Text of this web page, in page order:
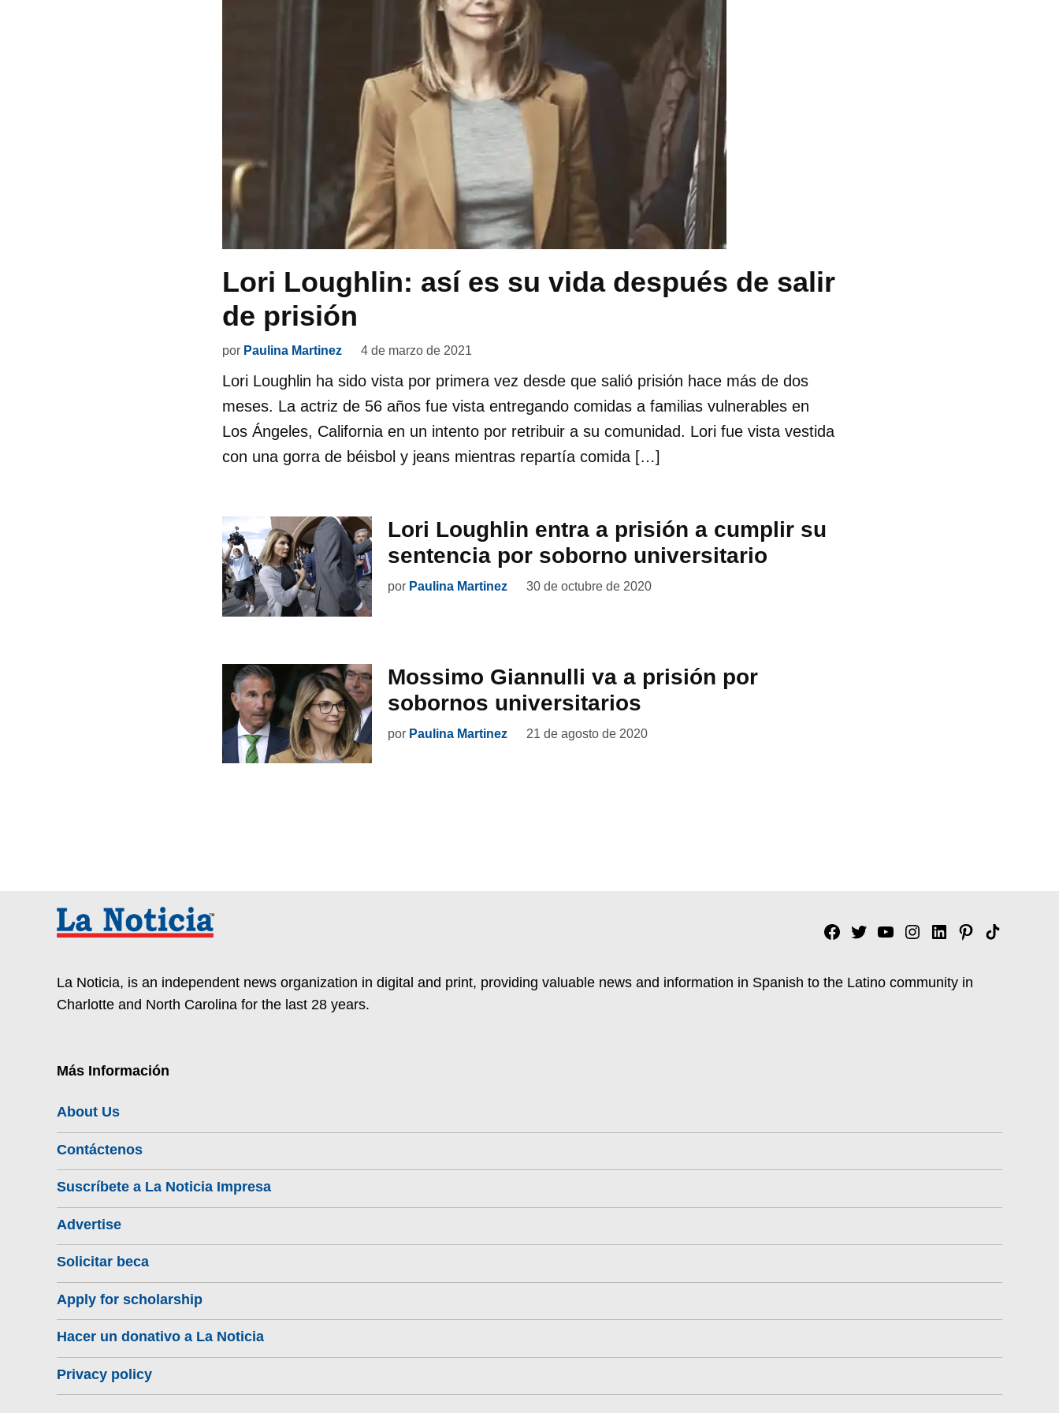
Lori Loughlin: así es su vida después de salir
de prisión
por Paulina Martinez 4 de marzo de 2021
Lori Loughlin ha sido vista por primera vez desde que salió prisión hace más de dos
meses. La actriz de 56 años fue vista entregando comidas a familias vulnerables en
Los Ángeles, California en un intento por retribuir a su comunidad. Lori fue vista vestida
con una gorra de béisbol y jeans mientras repartía comida […]
Lori Loughlin entra a prisión a cumplir su
sentencia por soborno universitario
por Paulina Martinez 30 de octubre de 2020
Mossimo Giannulli va a prisión por
sobornos universitarios
por Paulina Martinez 21 de agosto de 2020
Facebook
TwitterYouTubeInstagram
Linkedin
Pinterest
Tik
La Noticia, is an independent news organization in digital and print, providing valuable news and information in Spanish to the Latino community in
Charlotte and North Carolina for the last 28 years.
Más Información
About Us
Contáctenos
Suscríbete a La Noticia Impresa
Advertise
Solicitar beca
Apply for scholarship
Hacer un donativo a La Noticia
Privacy policy